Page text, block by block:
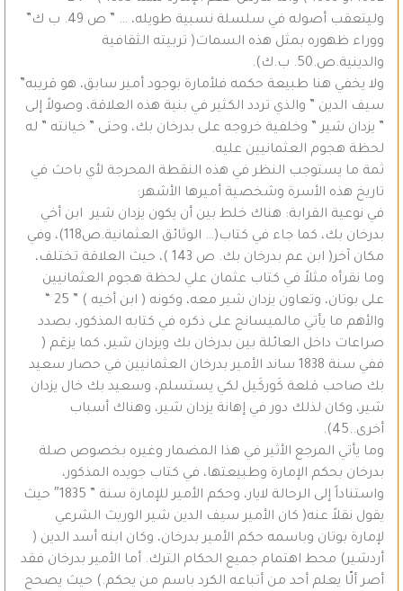
وليتعقب أصوله في سلسلة نسبية طويله، … ” ص 49. ب ك”
ووراء ظهوره بمثل هذه السمات( تربيته الثقافية
والدينية.ص.50. ب.ك).
ولا يخفي هنا طبيعة حكمه فلأمارة بوجود أمير سابق، هو قريبه”
سيف الدين ” والذي تردد الكثير في بنية هذه العلاقة، وصولاً إلى
” يزدان شير ” وخلفية خروجه على بدرخان بك، وحتى ” خيانته ” له
لحظة هجوم العثمانيين عليه.
ثمة ما يستوجب النظر في هذه النقطة المحرجة لأي باحث في
تاريخ هذه الأسرة وشخصية أميرها الأشهر:
في نوعية القرابة: هناك خلط بين أن يكون يزدان شير ابن أخي
بدرخان بك، كما جاء في كتاب(… الوثائق العثمانية.ص118)، وفي
مكان آخر( ابن عم بدرخان بك. ص 143 )، حيث العلاقة تختلف،
وما نقرأه مثلاً في كتاب عثمان علي لحظة هجوم العثمانيين
على بوتان، وتعاون يزدان شير معه، وكونه ( ابن أخيه ) ” 25 “
والأهم ما يأتي مالميسانج على ذكره في كتابه المذكور، بصدد
صراعات داخل العائلة بين بدرخان بك ويزدان شير، كما يزعَم (
ففي سنة 1838 ساند الأمير بدرخان العثمانيين في حصار سعيد
بك صاحب قلعة كَوركَيل لكي يستسلم، وسعيد بك خال يزدان
شير، وكان لذلك دور في إهانة يزدان شير، وهناك أسباب
أخرى..45).
وما يأتي المرجع الأثير في هذا المضمار وغيره بخصوص صلة
بدرخان بحكم الإمارة وطبيعتها، في كتاب جويده المذكور،
واستناداً إلى الرحالة لايار، وحكم الأمير للإمارة سنة ” 1835″ حيث
يقول نقلاً عنه( كان الأمير سيف الدين شير الوريث الشرعي
لإمارة بوتان وباسمه حكم الأمير بدرخان، وكان ابنه أسد الدين (
أردشير) محط اهتمام جميع الحكام الترك. أما الأمير بدرخان فقد
أصر ألّا يعلم أحد من أتباعه الكرد باسم من يحكم.) حيث يصحح